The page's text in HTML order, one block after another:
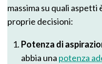
massima su quali
proprie decisioni:
Potenza di
abbia una potenza